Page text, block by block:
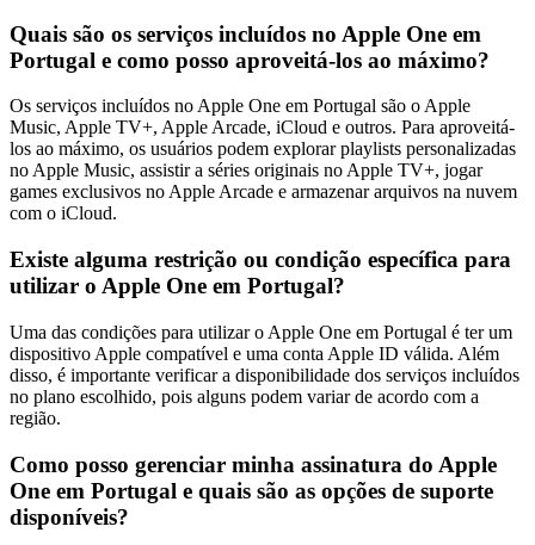
Quais são os serviços incluídos no Apple One em
Portugal e como posso aproveitá-los ao máximo?
Os serviços incluídos no Apple One em Portugal são o Apple
Music, Apple TV+, Apple Arcade, iCloud e outros. Para aproveitá-
los ao máximo, os usuários podem explorar playlists personalizadas
no Apple Music, assistir a séries originais no Apple TV+, jogar
games exclusivos no Apple Arcade e armazenar arquivos na nuvem
com o iCloud.
Existe alguma restrição ou condição específica para
utilizar o Apple One em Portugal?
Uma das condições para utilizar o Apple One em Portugal é ter um
dispositivo Apple compatível e uma conta Apple ID válida. Além
disso, é importante verificar a disponibilidade dos serviços incluídos
no plano escolhido, pois alguns podem variar de acordo com a
região.
Como posso gerenciar minha assinatura do Apple
One em Portugal e quais são as opções de suporte
disponíveis?